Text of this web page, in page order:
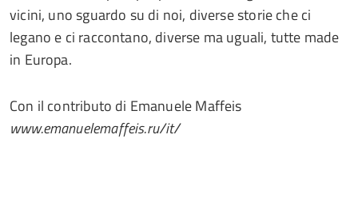
vicini, uno sguardo su di noi, diverse storie che ci
legano e ci raccontano, diverse ma uguali, tutte made
in Europa.
Con il contributo di Emanuele Maffeis
www.emanuelemaffeis.ru/it/